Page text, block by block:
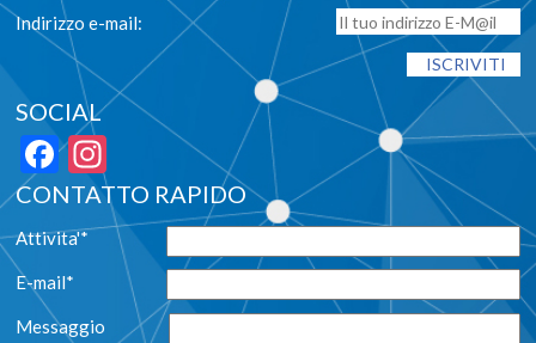
Indirizzo e-mail:
SOCIAL
Facebook
Instagram
CONTATTO RAPIDO
Attivita'*
E-mail*
Messaggio